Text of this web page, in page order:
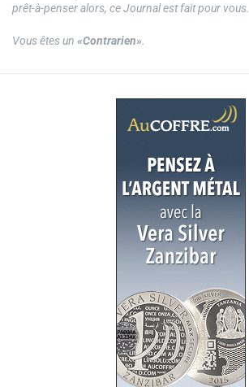
prêt-à-penser alors, ce Journal est fait pour vous.
Vous êtes un «Contrarien».